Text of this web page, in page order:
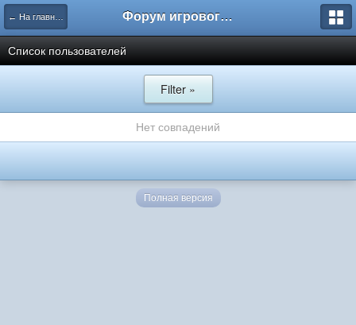
← На главную Форум игрового проекта Riverrise
Список пользователей
Filter »
Нет совпадений
Полная версия